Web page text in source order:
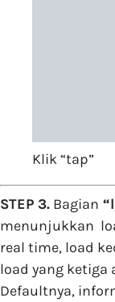
Klik “tap”
STEP 3. Bagian
menunjukkan
real time, load
load yang ketiga
Defaultnya,